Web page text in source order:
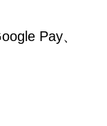
Pay、